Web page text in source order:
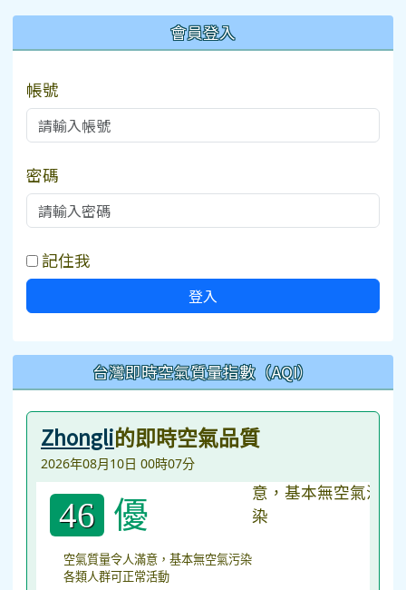
會員登入
帳號
密碼
記住我
登入
台灣即時空氣質量指數（AQI）
Zhongli的即時空氣品質
2026年08月10日 00時07分
46 優
空氣質量令人滿意，基本無空氣污染
各類人群可正常活動